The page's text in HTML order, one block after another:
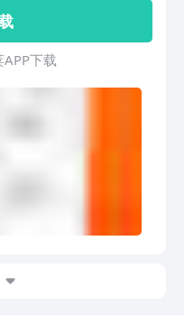
、德甲、法甲、奥运
杯、大师杯、各类世锦
、cctv5+、四海钓鱼、
视直播。***综艺节目
《听说很好吃》《向往
、明星访谈、婚恋相
狼2》《红海行动》
时播放，经典电影搜索
手掌握！★高清画面，
★欢乐的弹幕评论，聊
弹幕★预约、回放，精
彩剧情一集不落。精彩
影音频道，一秒换台不
下载